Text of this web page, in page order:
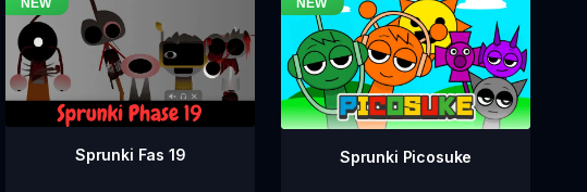
Sprunki Fas 19 Sprunki Picosuke